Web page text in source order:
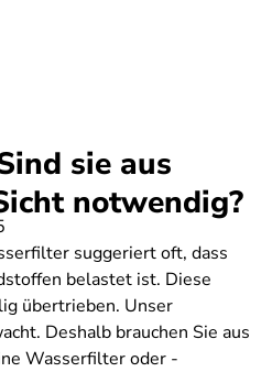
sie aus
notwendig?
suggeriert oft, dass
belastet ist. Diese
übertrieben. Unser
Deshalb brauchen Sie aus
Wasserfilter oder -